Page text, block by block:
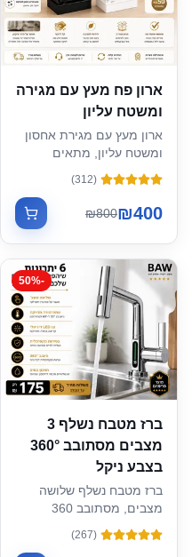
ארון פח מעץ עם מגירה
ומשטח עליון
ארון מעץ עם מגירת אחסון
ומשטח עליון, מתאים
למטבח או סלון - אפשרות
להוספת פח תואם
(
312
)
₪400
₪800
-
50%
ברז מטבח נשלף 3
מצבים מסתובב 360°
בצבע ניקל
ברז מטבח נשלף שלושה
מצבים, מסתובב 360
מעלות, עם תצוגה דיגיטלית
(
267
)